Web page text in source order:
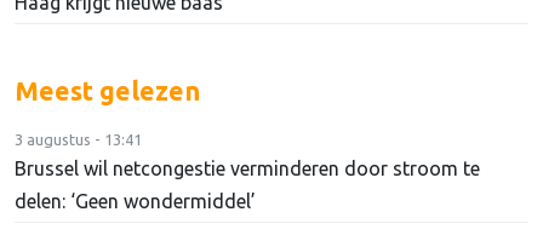
Meest gelezen
3 augustus - 13:41
Brussel wil netcongestie verminderen door stroom te
delen: ‘Geen wondermiddel’